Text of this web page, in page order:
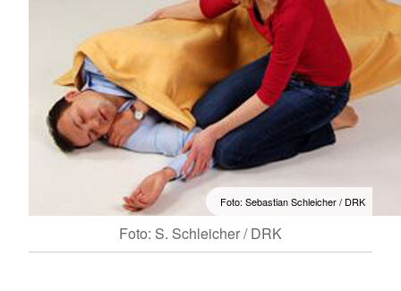
Foto: Sebastian Schleicher / DRK
Foto: S. Schleicher / DRK